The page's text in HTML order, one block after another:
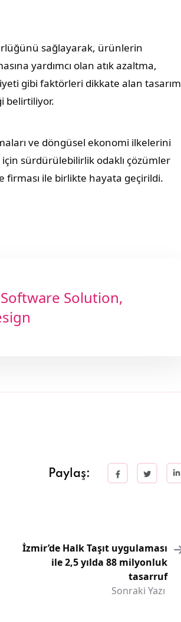
sağlayarak, ürünlerin
yardımcı olan atık azaltma,
gibi faktörleri dikkate alan tasarım
belirtiliyor.
ve döngüsel ekonomi ilkelerini
sürdürülebilirlik odaklı çözümler
firması ile birlikte hayata geçirildi.
Solution,
Paylaş:
İzmir’de Halk Taşıt uygulaması
ile 2,5 yılda 88 milyonluk
tasarruf
Sonraki Yazı